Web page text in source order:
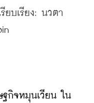
ยบเรียง: นวตา
ฐกิจหมุนเวียน ใน